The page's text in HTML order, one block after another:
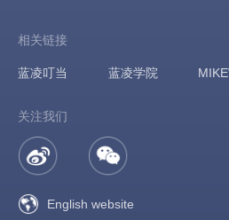
相关链接
蓝凌叮当 蓝凌学院
关注我们
English website